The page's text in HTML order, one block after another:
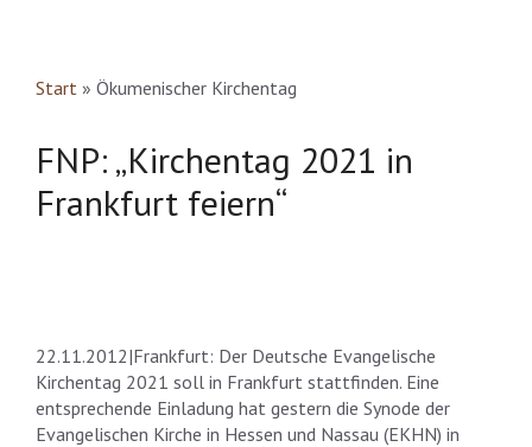
Start » Ökumenischer Kirchentag
FNP: „Kirchentag 2021 in
Frankfurt feiern“
22.11.2012|Frankfurt: Der Deutsche Evangelische
Kirchentag 2021 soll in Frankfurt stattfinden. Eine
entsprechende Einladung hat gestern die Synode der
Evangelischen Kirche in Hessen und Nassau (EKHN) in